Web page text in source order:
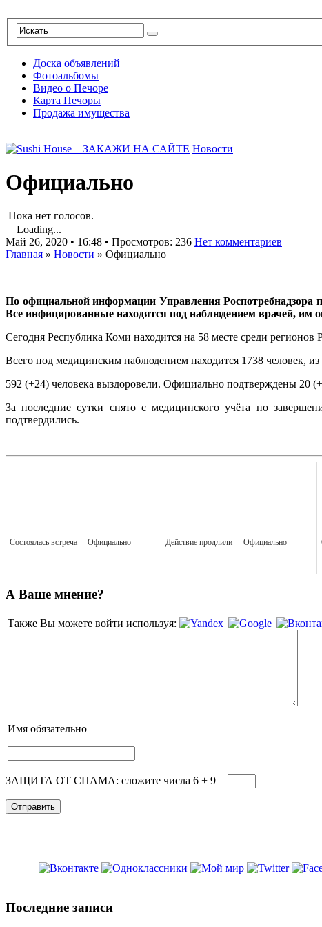
Доска объявлений
Фотоальбомы
Видео о Печоре
Карта Печоры
Продажа имущества
Новости
Официально
Пока нет голосов.
Loading...
Май 26, 2020 • 16:48 • Просмотров: 236 Нет комментариев
Главная » Новости » Официально
По официальной информации Управления Роспотребнадзора
Все инфицированные находятся под наблюдением врачей, им
Сегодня Республика Коми находится на 58 месте среди
Всего под медицинским наблюдением находится 1738 человек,
592 (+24) человека выздоровели. Официально подтверждены 20
За последние сутки снято с медицинского учёта по
подтвердились.
Состоялась встреча Официально Действие продлили Официально
А Ваше мнение?
Также Вы можете войти используя:
Имя обязательно
ЗАЩИТА ОТ СПАМА: сложите числа 6 + 9 =
Последние записи